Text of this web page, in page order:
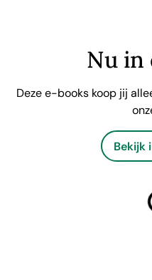
Nu in
Deze e-books koop jij
Bekijk